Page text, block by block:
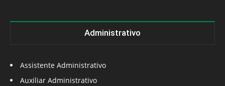
Administrativo
Assistente Administrativo
Auxiliar Administrativo